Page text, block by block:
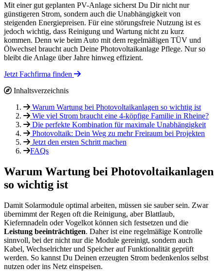
Mit einer gut geplanten PV-Anlage sicherst Du Dir nicht nur
günstigeren Strom, sondern auch die Unabhängigkeit von
steigenden Energiepreisen. Für eine störungsfreie Nutzung ist es
jedoch wichtig, dass Reinigung und Wartung nicht zu kurz
kommen. Denn wie beim Auto mit dem regelmäßigen TÜV und
Ölwechsel braucht auch Deine Photovoltaikanlage Pflege. Nur so
bleibt die Anlage über Jahre hinweg effizient.
Jetzt Fachfirma finden
Inhaltsverzeichnis
Warum Wartung bei Photovoltaikanlagen so wichtig ist
Wie viel Strom braucht eine 4-köpfige Familie in Rheine?
Die perfekte Kombination für maximale Unabhängigkeit
Photovoltaik: Dein Weg zu mehr Freiraum bei Projekten
Jetzt den ersten Schritt machen
FAQs
Warum Wartung bei Photovoltaikanlagen
so wichtig ist
Damit Solarmodule optimal arbeiten, müssen sie sauber sein. Zwar
übernimmt der Regen oft die Reinigung, aber Blattlaub,
Kiefernnadeln oder Vogelkot können sich festsetzen und die
Leistung beeinträchtigen. Daher ist eine regelmäßige Kontrolle
sinnvoll, bei der nicht nur die Module gereinigt, sondern auch
Kabel, Wechselrichter und Speicher auf Funktionalität geprüft
werden. So kannst Du Deinen erzeugten Strom bedenkenlos selbst
nutzen oder ins Netz einspeisen.